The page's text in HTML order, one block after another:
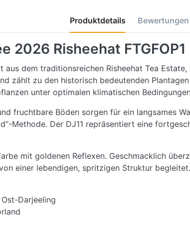
Produktdetails Bewertungen
2026 Risheehat FTGFOP1
aus dem traditionsreichen Risheehat Tea
zählt zu den historisch bedeutenden
unter optimalen klimatischen
fruchtbare Böden sorgen für ein langsames
Methode. Der DJ11 repräsentiert eine
mit goldenen Reflexen. Geschmacklich
einer lebendigen, spritzigen Struktur
Darjeeling